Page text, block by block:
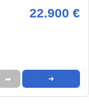
22.900 €
➦ ➜